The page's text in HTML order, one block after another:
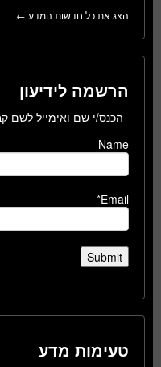
הצג את כל חדשות המדע ←
הרשמה לידיעון
הכנס/י שם ואימייל לשם
Name
Email*
טעימות מדע